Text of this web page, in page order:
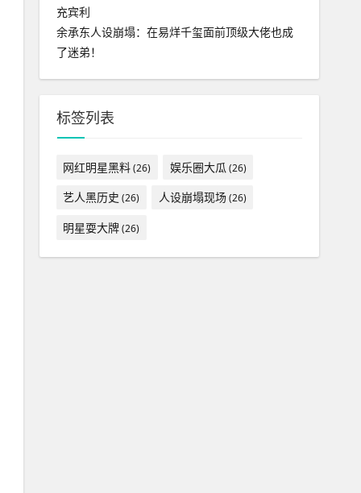
充宾利
余承东人设崩塌：在易烊千玺面前顶级大佬也成
了迷弟！
标签列表
网红明星黑料(26) 娱乐圈大瓜 (26)
艺人黑历史 (26) 人设崩塌现场(26)
明星耍大牌(26)